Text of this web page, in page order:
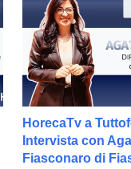
HorecaTv a
Intervista con
Fiasconaro di